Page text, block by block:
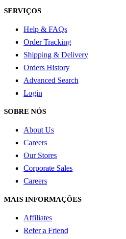
SERVIÇOS
Help & FAQs
Order Tracking
Shipping & Delivery
Orders History
Advanced Search
Login
SOBRE NÓS
About Us
Careers
Our Stores
Corporate Sales
Careers
MAIS INFORMAÇÕES
Affiliates
Refer a Friend